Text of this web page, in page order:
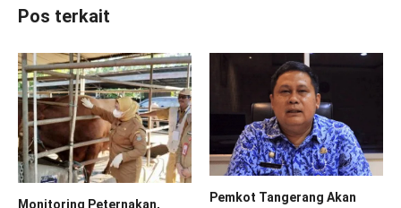
Pos terkait
Monitoring Peternakan,
Pemkot Tangerang Akan